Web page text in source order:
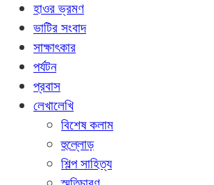
হাওর ভ্রমণ
ভাটির সংবাদ
সাক্ষাৎকার
পর্যটন
প্রবাস
লেখালেখি
বিশেষ কলাম
হুল্লোড়
শিল্প সাহিত্য